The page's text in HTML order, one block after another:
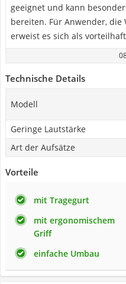
geeignet und kann
bereiten. Für Anwender,
erweist es sich als
Technische Details
Modell
Geringe Lautstärke
Art der Aufsätze
Vorteile
mit Tragegurt
mit ergonomischem
Griff
einfache Umbau